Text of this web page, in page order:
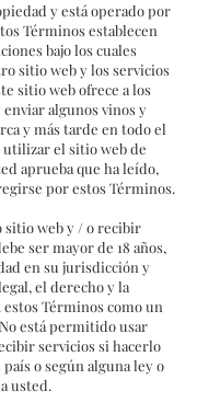
y está operado por
Términos establecen
bajo los cuales
sitio web y los servicios
sitio web ofrece a los
algunos vinos y
y más tarde en todo el
utilizar el sitio web de
aprueba que ha leído,
por estos Términos.
web y / o recibir
ser mayor de 18 años,
en su jurisdicción y
el derecho y la
Términos como un
está permitido usar
servicios si hacerlo
o según alguna ley o
usted.